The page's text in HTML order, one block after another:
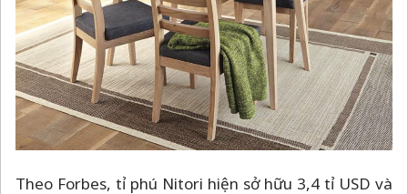
Theo Forbes, tỉ phú Nitori hiện sở hữu 3,4 tỉ USD và